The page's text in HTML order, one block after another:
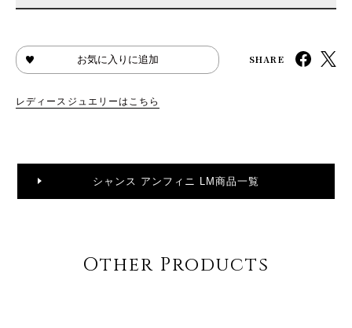
お気に入りに追加 SHARE
レディースジュエリーはこちら
シャンス アンフィニ LM商品一覧
Other Products